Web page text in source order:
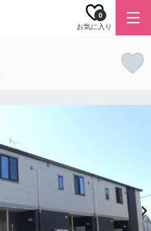
お気に入り
0